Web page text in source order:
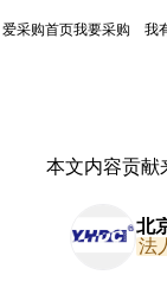
爱采购首页我要采购 我
本文内容贡献
北
法